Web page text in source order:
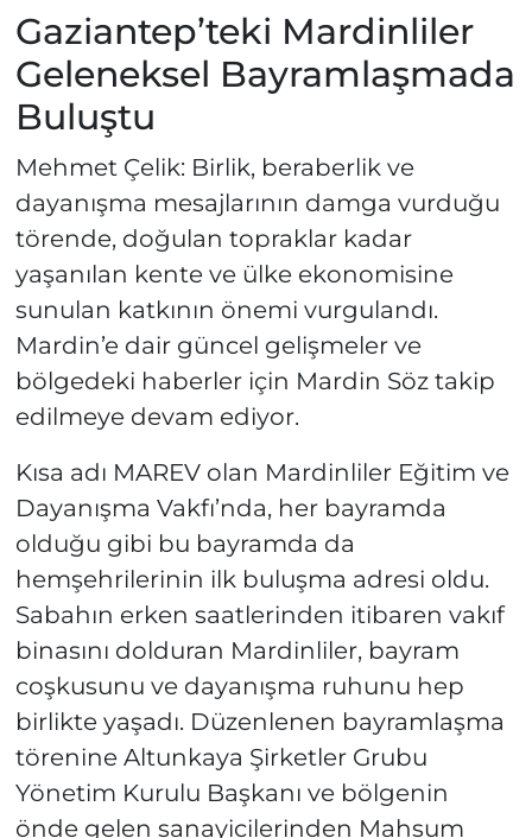
Gaziantep’teki Mardinliler
Geleneksel Bayramlaşmada
Buluştu
Mehmet Çelik: Birlik, beraberlik ve
dayanışma mesajlarının damga vurduğu
törende, doğulan topraklar kadar
yaşanılan kente ve ülke ekonomisine
sunulan katkının önemi vurgulandı.
Mardin’e dair güncel gelişmeler ve
bölgedeki haberler için Mardin Söz takip
edilmeye devam ediyor.
Kısa adı MAREV olan Mardinliler Eğitim ve
Dayanışma Vakfı’nda, her bayramda
olduğu gibi bu bayramda da
hemşehrilerinin ilk buluşma adresi oldu.
Sabahın erken saatlerinden itibaren vakıf
binasını dolduran Mardinliler, bayram
coşkusunu ve dayanışma ruhunu hep
birlikte yaşadı. Düzenlenen bayramlaşma
törenine Altunkaya Şirketler Grubu
Yönetim Kurulu Başkanı ve bölgenin
önde gelen sanayicilerinden Mahsum